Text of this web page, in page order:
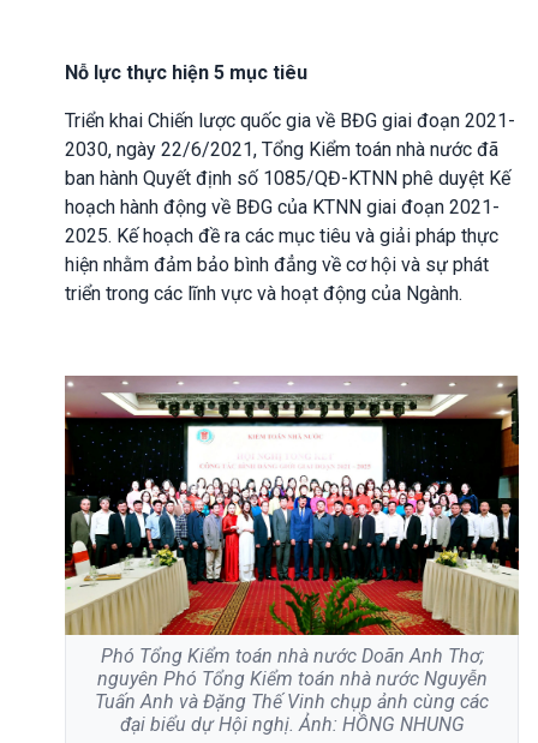
Nỗ lực thực hiện 5 mục tiêu
Triển khai Chiến lược quốc gia về BĐG giai đoạn 2021-
2030, ngày 22/6/2021, Tổng Kiểm toán nhà nước đã
ban hành Quyết định số 1085/QĐ-KTNN phê duyệt Kế
hoạch hành động về BĐG của KTNN giai đoạn 2021-
2025. Kế hoạch đề ra các mục tiêu và giải pháp thực
hiện nhằm đảm bảo bình đẳng về cơ hội và sự phát
triển trong các lĩnh vực và hoạt động của Ngành.
Phó Tổng Kiểm toán nhà nước Doãn Anh Thơ;
nguyên Phó Tổng Kiểm toán nhà nước Nguyễn
Tuấn Anh và Đặng Thế Vinh chụp ảnh cùng các
đại biểu dự Hội nghị. Ảnh: HỒNG NHUNG